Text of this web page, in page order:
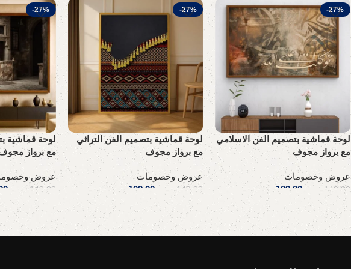
-27%
لوحة قماشية بتصميم الفن الاسلامي
مع برواز مجوف
عروض وخصومات
149,00 ر.س 109,00 ر.س
إضافة إلى السلة
-27%
لوحة قماشية بتصميم الفن التراثي
مع برواز مجوف
عروض وخصومات
149,00 ر.س 109,00 ر.س
إضافة إلى السلة
-27%
لوحة قماشية
مع برواز
عروض
149,00 ر.س
إضافة إلى السلة